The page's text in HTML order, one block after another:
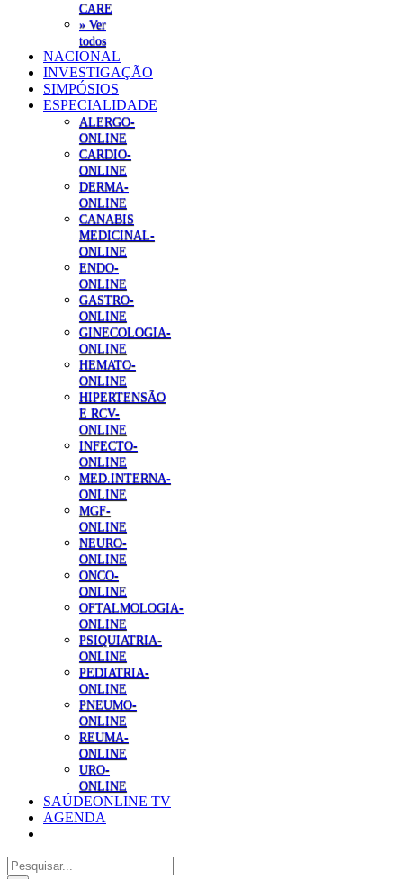
CARE
» Ver
todos
NACIONAL
INVESTIGAÇÃO
SIMPÓSIOS
ESPECIALIDADE
ALERGO-
ONLINE
CARDIO-
ONLINE
DERMA-
ONLINE
CANABIS
MEDICINAL-
ONLINE
ENDO-
ONLINE
GASTRO-
ONLINE
GINECOLOGIA-
ONLINE
HEMATO-
ONLINE
HIPERTENSÃO
E RCV-
ONLINE
INFECTO-
ONLINE
MED.INTERNA-
ONLINE
MGF-
ONLINE
NEURO-
ONLINE
ONCO-
ONLINE
OFTALMOLOGIA-
ONLINE
PSIQUIATRIA-
ONLINE
PEDIATRIA-
ONLINE
PNEUMO-
ONLINE
REUMA-
ONLINE
URO-
ONLINE
SAÚDEONLINE TV
AGENDA
Pesquisar